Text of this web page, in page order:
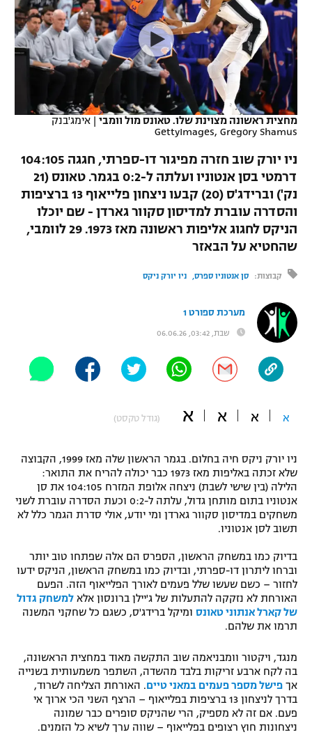
VOD
רץ ברשת
תוצאות
לוח שידורים
ברחבה
"מעל הליגה" – פודקאסט
"מחצית בשכונה" – פודקאסט
משתתפים וזוכים בפרסים
תקנון משתתפים וזוכים בפרסים
תקנון עבור פעילות אלקטרה
תקנון עבור פעילות ספורט 1 – "מרלן"
טניס
גיימינג E-Sports
תנאי שימוש
מדיניות פרטיות
תקנון פעילות ספורט 1
הצטרפות לחבילת הערוצים
לוח דרושים – ג'ובנט
נבחרת ישראל
מכבי חיפה
בית"ר ירושלים
מכבי תל אביב
הפועל חיפה
הפועל באר שבע
מכבי נתניה
ליגה ספרדית
ליגה איטלקית
ליגה צרפתית
ליגה הולנדית
ליגה טורקית
ליגה סינית
ליגה ברזילאית
כדורסל נשים
מכבי תל אביב
הפועל חולון
הפועל ירושלים
יורוליג
יורוקאפ
טניס
כדוריד
כדורעף
ג'ודו
אגרוף
ספורט אולימפי
UFC
היאבקות WWE
אופניים
ספורט מוטורי
כדורמים
בייסבול MLB
ספורט אתגרי ואקסטרים
גיימינג E-Sports
מחצית ראשונה מצוינת שלו. טאונס מול וומבי | אימג'בנק
GettyImages, Gregory Shamus
ניו יורק שוב חזרה מפיגור דו-ספרתי, חגגה 104:105
דרמטי בסן אנטוניו ועלתה ל-0:2 בגמר. טאונס (21
נק') וברידג'ס (20) קבעו ניצחון פלייאוף 13 ברציפות
והסדרה עוברת למדיסון סקוור גארדן - שם יוכלו
הניקס לחגוג אליפות ראשונה מאז 1973. 29 לוומבי,
שהחטיא על הבאזר
קבוצות: סן אנטוניו ספרס ניו יורק ניקס
מערכת ספורט 1
שבת, 03:42, 06.06.26
א א א א (גודל טקסט)
ניו יורק ניקס חיה בחלום. בגמר הראשון שלה מאז 1999, הקבוצה
שלא זכתה באליפות מאז 1973 כבר יכולה להריח את התואר:
הלילה (בין שישי לשבת) ניצחה אלופת המזרח 104:105 את סן
אנטוניו בתום מותחן גדול, עלתה ל-0:2 וכעת הסדרה עוברת לשני
משחקים במדיסון סקוור גארדן ומי יודע, אולי סדרת הגמר כלל לא
תשוב לסן אנטוניו.
בדיוק כמו במשחק הראשון, הספרס הם אלה שפתחו טוב יותר
וברחו ליתרון דו-ספרתי, ובדיוק כמו במשחק הראשון, הניקס ידעו
לחזור – כשם שעשו שלל פעמים לאורך הפלייאוף הזה. הפעם
האורחת לא נזקקה להתעלות של ג'יילן ברונסון אלא למשחק גדול
של קארל אנתוני טאונס ומיקל ברידג'ס, כשגם כל שחקני המשנה
תרמו את שלהם.
מנגד, ויקטור וומבניאמה שוב התקשה מאוד במחצית הראשונה,
בה לקח ארבע זריקות בלבד מהשדה, השתפר משמעותית בשנייה
אך פישל מספר פעמים במאני טיים. האורחת הצליחה לשרוד,
בדרך לניצחון 13 ברציפות בפלייאוף – הרצף השני הכי ארוך אי
פעם. אם זה לא מספיק, הרי שהניקס סופרים כבר שמונה
ניצחונות חוץ רצופים בפלייאוף – שווה ערך לשיא כל הזמנים.